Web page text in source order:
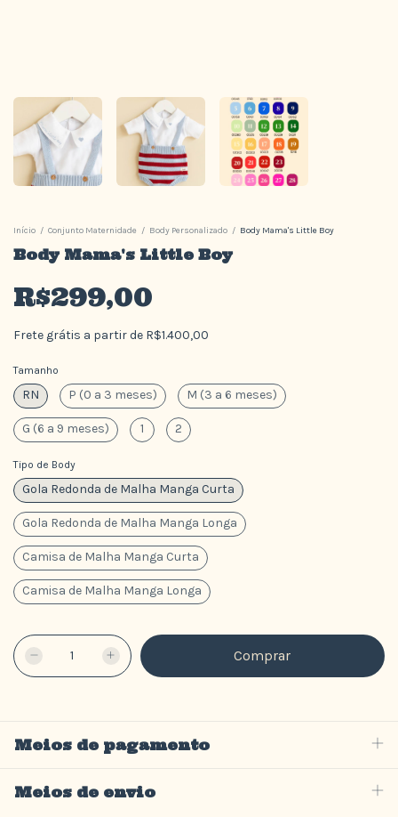
Início / Conjunto Maternidade / Body Personalizado / Body Mama's Little Boy
Body Mama's Little Boy
R$299,00
Frete grátis a partir de R$1.400,00
Tamanho
RN P (0 a 3 meses) M (3 a 6 meses)
G (6 a 9 meses) 1 2
Tipo de Body
Gola Redonda de Malha Manga Curta
Gola Redonda de Malha Manga Longa
Camisa de Malha Manga Curta
Camisa de Malha Manga Longa
Meios de pagamento
Meios de envio